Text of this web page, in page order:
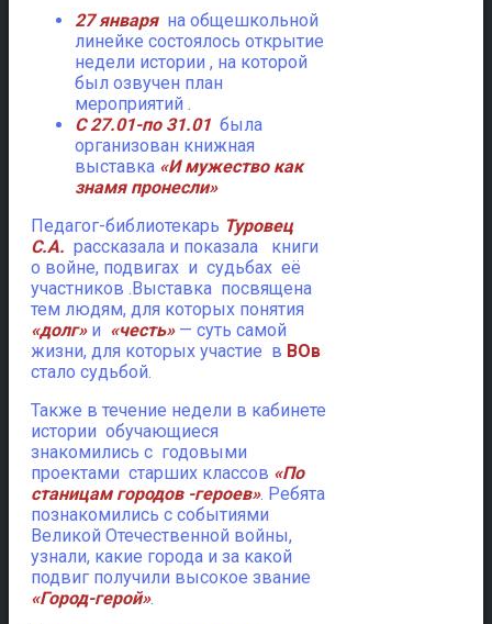
27 январяна общешкольной
линейке состоялось открытие
недели истории , на которой
был озвучен план
мероприятий .
С 27.01-по 31.01 была
организован книжная
выставка «И мужество как
знамя пронесли»
Педагог-библиотекарь Туровец
С.А. рассказала и показала книги
о войне, подвигах и судьбах её
участников .Выставка посвящена
тем людям, для которых понятия
«долг»и «честь»— суть самой
жизни, для которых участие в ВОв
стало судьбой.
Также в течение недели в кабинете
истории обучающиеся
знакомились с годовыми
проектами старших классов «По
станицам городов -героев». Ребята
познакомились с событиями
Великой Отечественной войны,
узнали, какие города и за какой
подвиг получили высокое звание
«Город-герой».